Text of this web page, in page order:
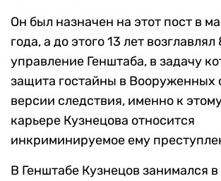
Он был назначен на этот пост в
года, а до этого 13 лет
управление Генштаба, в задачу
защита гостайны в Вооруженных
версии следствия, именно к
карьере Кузнецова относится
инкриминируемое ему
В Генштабе Кузнецов занимался